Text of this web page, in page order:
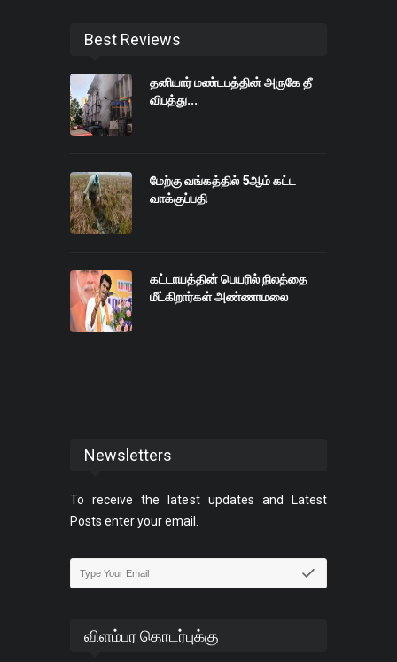
Best Reviews
தனியார் மண்டபத்தின் அருகே தீ
விபத்து...
மேற்கு வங்கத்தில் 5ஆம் கட்ட
வாக்குப்பதி
கட்டாயத்தின் பெயரில் நிலத்தை
மீட்கிறார்கள் அண்ணாமலை
Newsletters
To receive the latest updates and Latest
Posts enter your email.
விளம்பர தொடர்புக்கு